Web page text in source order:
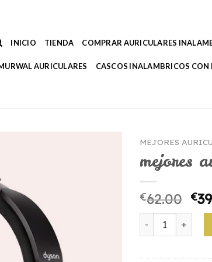
INICIO TIENDA COMPRAR AURICULARES
AURICULARES CASCOS INALAMBRICOS
MEJORES
mejores
€62.00 €
mejores